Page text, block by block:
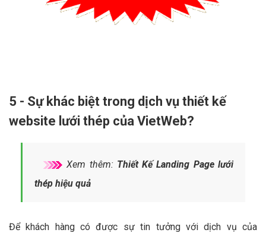
5 - Sự khác biệt trong dịch vụ thiết kế
website lưới thép của VietWeb?
Xem thêm: Thiết Kế Landing Page lưới
thép hiệu quả
Để khách hàng có được sự tin tưởng với dịch vụ của